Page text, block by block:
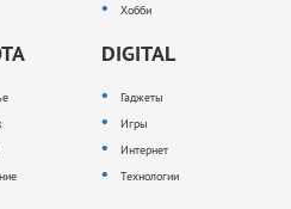
Хобби
DIGITAL
Гаджеты
Игры
Интернет
Технологии